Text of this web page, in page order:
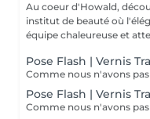
Au coeur d'Howald,
institut de beauté où
équipe chaleureuse et
Pose Flash | Vernis
Pose Flash | Vernis